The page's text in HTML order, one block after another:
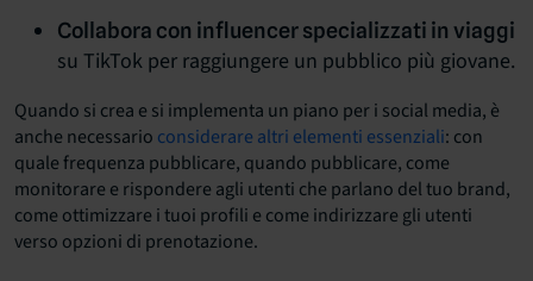
Collabora con influencer specializzati in viaggi
su TikTok per raggiungere un pubblico più giovane.
Quando si crea e si implementa un piano per i social media, è
anche necessario considerare altri elementi essenziali: con
quale frequenza pubblicare, quando pubblicare, come
monitorare e rispondere agli utenti che parlano del tuo brand,
come ottimizzare i tuoi profili e come indirizzare gli utenti
verso opzioni di prenotazione.